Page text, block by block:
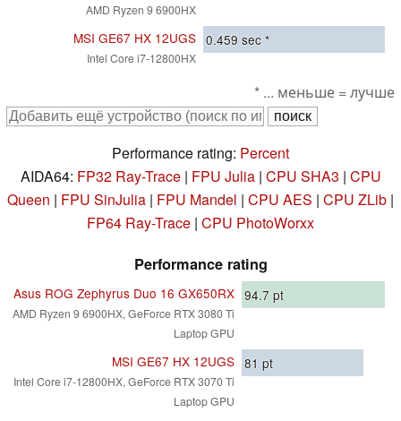
AMD Ryzen 9 6900HX
MSI GE67 HX 12UGS
Intel Core i7-12800HX
0.459 sec *
* ... меньше = лучше
Performance rating: Percent
AIDA64: FP32 Ray-Trace| FPU Julia| CPU SHA3 | CPU
Queen | FPU SinJulia | FPU Mandel | CPU AES | CPU ZLib |
FP64 Ray-Trace | CPU PhotoWorxx
Performance rating
Asus ROG Zephyrus Duo 16 GX650RX
AMD Ryzen 9 6900HX, GeForce RTX 3080 Ti
Laptop GPU
94.7 pt
MSI GE67 HX 12UGS
Intel Core i7-12800HX, GeForce RTX 3070 Ti
Laptop GPU
81 pt